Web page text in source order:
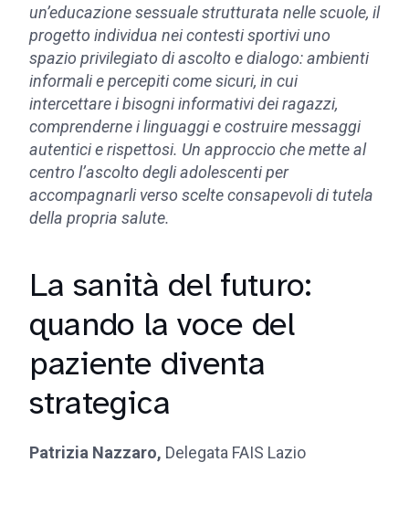
un’educazione sessuale strutturata nelle scuole, il
progetto individua nei contesti sportivi uno
spazio privilegiato di ascolto e dialogo: ambienti
informali e percepiti come sicuri, in cui
intercettare i bisogni informativi dei ragazzi,
comprenderne i linguaggi e costruire messaggi
autentici e rispettosi. Un approccio che mette al
centro l’ascolto degli adolescenti per
accompagnarli verso scelte consapevoli di tutela
della propria salute.
La sanità del futuro:
quando la voce del
paziente diventa
strategica
Patrizia Nazzaro, Delegata FAIS Lazio